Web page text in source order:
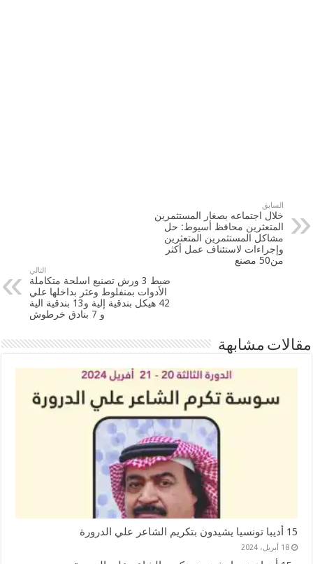
السابق
خلال اجتماعه بصغار المستثمرين
المتعثرين محافظ أسيوط: حل
مشاكل المستثمرين المتعثرين
وإجراءات لاستئناف عمل أكثر
من50 مصنع
التالي
ضبط 3 ورش تصنيع اسلحة متكاملة
الأدوات بمنفلوط وعثر بداخلها علي
42 هيكل بندقية إلية و13 بندقية الية
و 7 بنادق خرطوش
مقالات مشابهة
15 أديبا تونسيا يشيدون بتكريم الشاعر علي الدرورة
18 أبريل، 2024